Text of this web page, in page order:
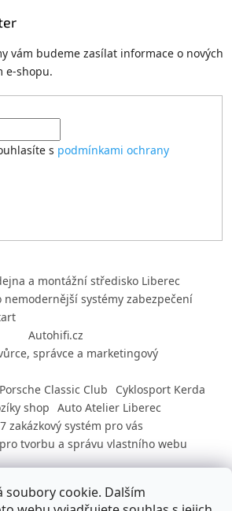
soubory cookie. Dalším
vám budeme zasílat informace o nových
e-shopu.
s podmínkami ochrany
a montážní středisko Liberec
nemodernější systémy zabezpečení
Autohifi.cz
správce a marketingový
Porsche Classic Club
Cyklosport Kerda
shop Auto Atelier Liberec
zakázkový systém pro vás
tvorbu a správu vlastního webu